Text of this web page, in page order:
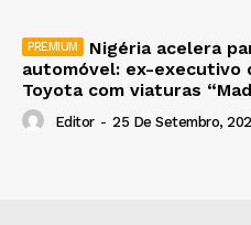
Nigéria acelera
automóvel: ex-executivo
Toyota com viaturas
Editor - 25 De Setembro,